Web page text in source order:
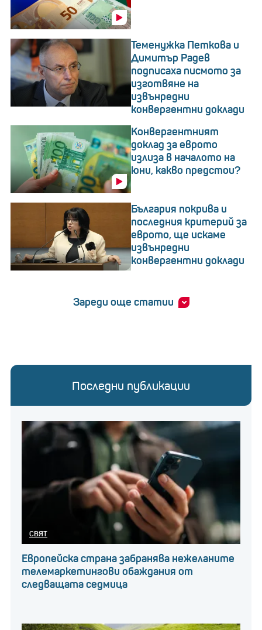
Теменужка Петкова и
Димитър Радев
подписаха писмото за
изготвяне на
извънредни
конвергентни доклади
Конвергентният
доклад за еврото
излиза в началото на
юни, какво предстои?
България покрива и
последния критерий за
еврото, ще искаме
извънредни
конвергентни доклади
Зареди още статии
Последни публикации
СВЯТ
Европейска страна забранява нежеланите
телемаркетингови обаждания от
следващата седмица